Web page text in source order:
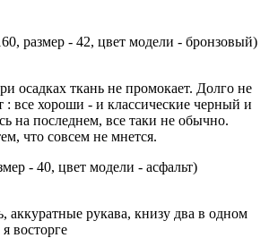
размер - 42, цвет модели - бронзовый)
осадках ткань не промокает. Долго не
: все хороши - и классические черный и
на последнем, все таки не обычно.
что совсем не мнется.
- 40, цвет модели - асфальт)
аккуратные рукава, книзу два в одном
восторге